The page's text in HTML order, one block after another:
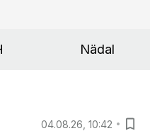
Nädal
04.08.26, 10:42